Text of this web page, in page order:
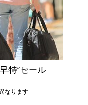
特”セール
なります